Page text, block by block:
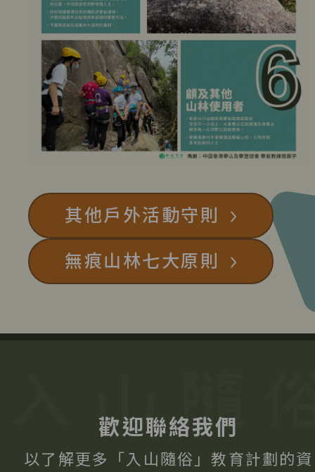
其他戶外活動守則
無痕山林七大原則
歡迎聯絡我們
以了解更多「入山隨俗」教育計劃的資